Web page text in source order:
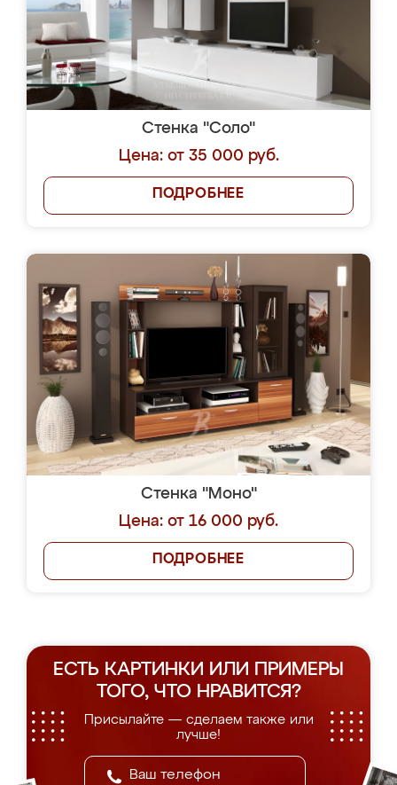
Стенка "Соло"
Цена: от 35 000 руб.
ПОДРОБНЕЕ
Стенка "Моно"
Цена: от 16 000 руб.
ПОДРОБНЕЕ
ЕСТЬ КАРТИНКИ ИЛИ ПРИМЕРЫ
ТОГО, ЧТО НРАВИТСЯ?
Присылайте — сделаем также или
лучше!